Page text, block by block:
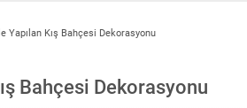
Yapılan Kış Bahçesi Dekorasyonu
Bahçesi Dekorasyonu